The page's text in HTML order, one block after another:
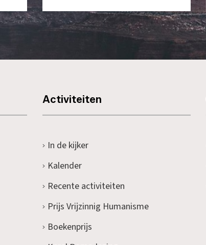
Activiteiten
In de kijker
Kalender
Recente activiteiten
Prijs Vrijzinnig Humanisme
Boekenprijs